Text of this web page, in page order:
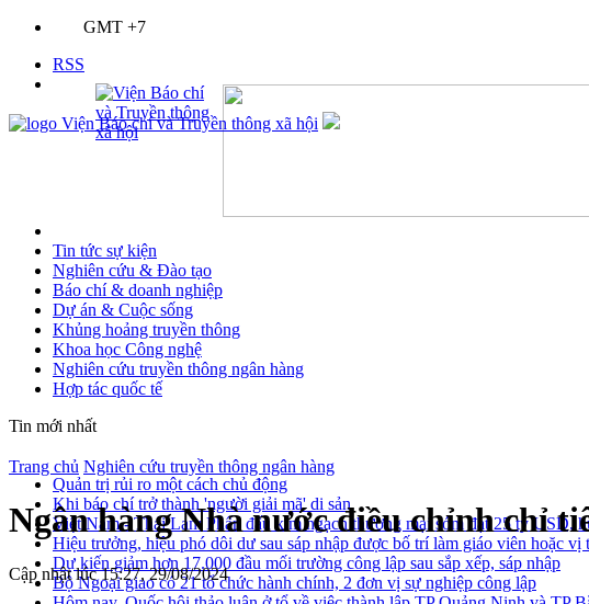
GMT +7
RSS
Tin tức sự kiện
Nghiên cứu & Đào tạo
Báo chí & doanh nghiệp
Dự án & Cuộc sống
Khủng hoảng truyền thông
Khoa học Công nghệ
Nghiên cứu truyền thông ngân hàng
Hợp tác quốc tế
Tin mới nhất
Quản trị rủi ro một cách chủ động
Khi báo chí trở thành 'người giải mã' di sản
Việt Nam - Thái Lan: Phấn đấu kim ngạch thương mại sớm đạt 25 tỷ USD,
Hiệu trưởng, hiệu phó dôi dư sau sáp nhập được bố trí làm giáo viên hoặc vị
Dự kiến giảm hơn 17.000 đầu mối trường công lập sau sắp xếp, sáp nhập
Bộ Ngoại giao có 21 tổ chức hành chính, 2 đơn vị sự nghiệp công lập
Trang chủ Nghiên cứu truyền thông ngân hàng
Ngân hàng Nhà nước điều chỉnh chỉ
Cập nhật lúc 15:27, 29/08/2024